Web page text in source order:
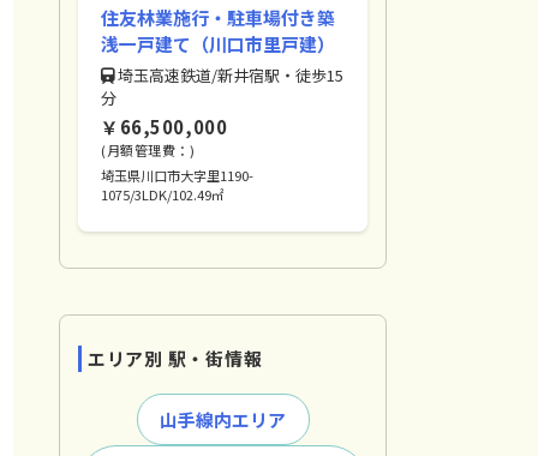
住友林業施行・駐車場付き築
浅一戸建て（川口市里戸建）
埼玉高速鉄道/新井宿駅・徒歩15
分
￥66,500,000
(月額管理費：)
埼玉県川口市大字里1190-
1075/3LDK/102.49㎡
エリア別 駅・街情報
山手線内エリア